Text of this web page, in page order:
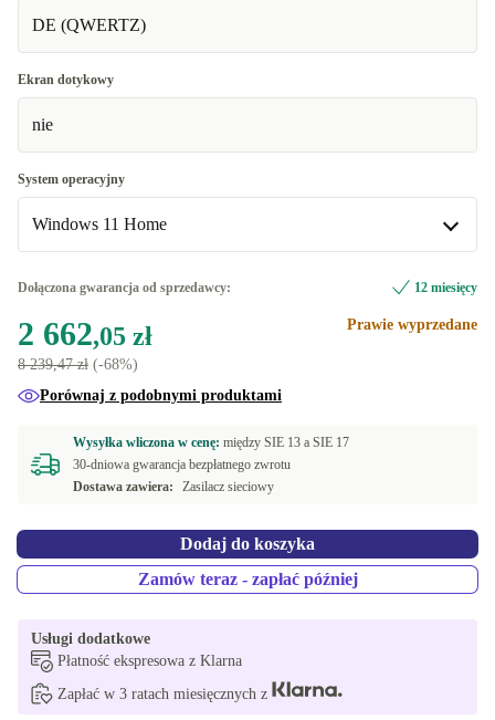
DE (QWERTZ)
Ekran dotykowy
nie
System operacyjny
Windows 11 Home
Windows 11 Professional
Dołączona gwarancja od sprzedawcy: 12 miesięcy
2 662,05 zł
8 239,47 zł (-68%)
Prawie wyprzedane
Porównaj z podobnymi produktami
Wysyłka wliczona w cenę: między SIE 13 a SIE 17
30-dniowa gwarancja bezpłatnego zwrotu
Dostawa zawiera:
Zasilacz sieciowy
Dodaj do koszyka
Zamów teraz - zapłać później
Usługi dodatkowe
Płatność ekspresowa z Klarna
Zapłać w 3 ratach miesięcznych z